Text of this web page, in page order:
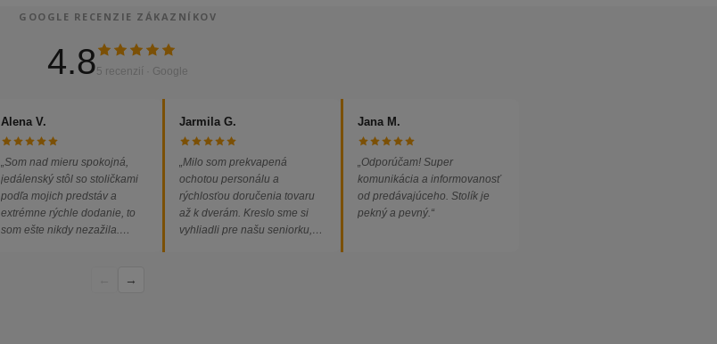
GOOGLE RECENZIE ZÁKAZNÍKOV
4.85 recenzií · Google
Alena V.
„Som nad mieru spokojná,
jedálenský stôl so stoličkami
podľa mojich predstáv a
extrémne rýchle dodanie, to
som ešte nikdy nezažila.
Jarmila G.
„Milo som prekvapená
ochotou personálu a
rýchlosťou doručenia tovaru
až k dverám. Kreslo sme si
vyhliadli pre našu seniorku,
Jana M.
„Odporúčam! Super
komunikácia a informovanosť
od predávajúceho. Stolík je
pekný a pevný.“
→